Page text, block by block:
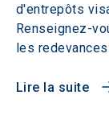
d'entrepôts
Renseignez-
les
Lire la suite